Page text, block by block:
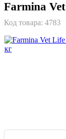
Farmina
Код товара: 4783